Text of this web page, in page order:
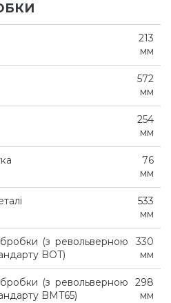
213
мм
572
мм
254
мм
76
мм
533
мм
(з револьверною
BOT)
330
мм
(з револьверною
BMT65)
298
мм